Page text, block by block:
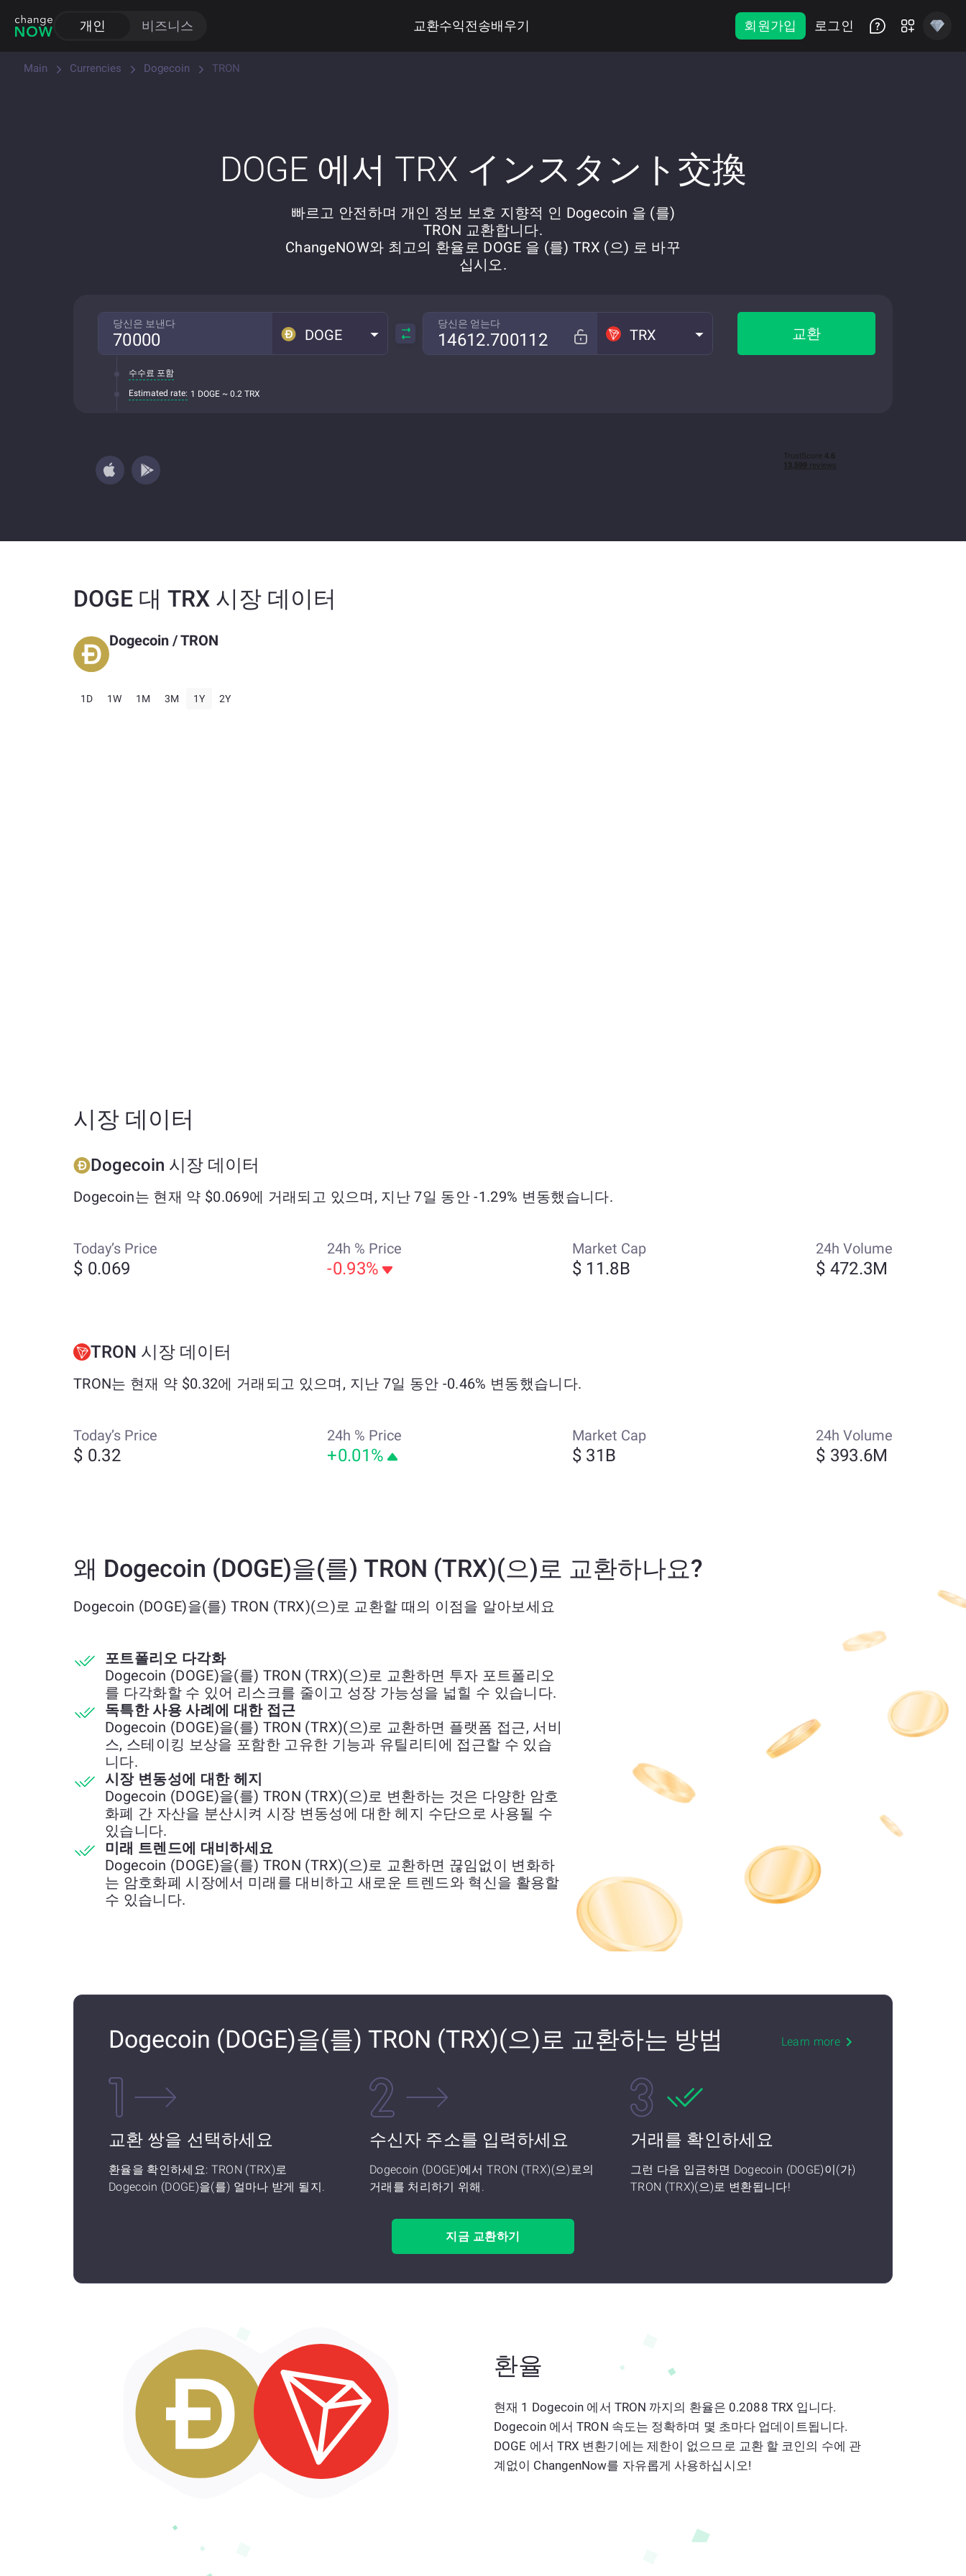
개인 비즈니스 교환수익전송배우기 회원가입 로그인
Main Currencies Dogecoin TRON
DOGE 에서 TRX インスタント交換
빠르고 안전하며 개인 정보 보호 지향적 인 Dogecoin 을 (를)
TRON 교환합니다.
ChangeNOW와 최고의 환율로 DOGE 을 (를) TRX (으) 로 바꾸
십시오.
당신은 보낸다
DOGE
수수료 포함
Estimated rate: 1 DOGE ~ 0.2 TRX
당신은 얻는다
TRX 교환
DOGE 대 TRX 시장 데이터
Dogecoin /TRON
1D 1W 1M 3M 1Y 2Y
시장 데이터
Dogecoin 시장 데이터
Dogecoin는 현재 약 $0.069에 거래되고 있으며, 지난 7일 동안 -1.29% 변동했습니다.
Today’s Price
$ 0.069
24h % Price
-0.93%
Market Cap
$ 11.8B
24h Volume
$ 472.3M
TRON 시장 데이터
TRON는 현재 약 $0.32에 거래되고 있으며, 지난 7일 동안 -0.46% 변동했습니다.
Today’s Price
$ 0.32
24h % Price
+0.01%
Market Cap
$ 31B
24h Volume
$ 393.6M
왜 Dogecoin (DOGE)을(를) TRON (TRX)(으)로 교환하나요?
Dogecoin (DOGE)을(를) TRON (TRX)(으)로 교환할 때의 이점을 알아보세요
포트폴리오 다각화
Dogecoin (DOGE)을(를) TRON (TRX)(으)로 교환하면 투자 포트폴리오
를 다각화할 수 있어 리스크를 줄이고 성장 가능성을 넓힐 수 있습니다.
독특한 사용 사례에 대한 접근
Dogecoin (DOGE)을(를) TRON (TRX)(으)로 교환하면 플랫폼 접근, 서비
스, 스테이킹 보상을 포함한 고유한 기능과 유틸리티에 접근할 수 있습
니다.
시장 변동성에 대한 헤지
Dogecoin (DOGE)을(를) TRON (TRX)(으)로 변환하는 것은 다양한 암호
화폐 간 자산을 분산시켜 시장 변동성에 대한 헤지 수단으로 사용될 수
있습니다.
미래 트렌드에 대비하세요
Dogecoin (DOGE)을(를) TRON (TRX)(으)로 교환하면 끊임없이 변화하
는 암호화폐 시장에서 미래를 대비하고 새로운 트렌드와 혁신을 활용할
수 있습니다.
Dogecoin (DOGE)을(를) TRON (TRX)(으)로 교환하는 방법 Learn more
교환 쌍을 선택하세요
환율을 확인하세요: TRON (TRX)로
Dogecoin (DOGE)을(를) 얼마나 받게 될지.
수신자 주소를 입력하세요
Dogecoin (DOGE)에서 TRON (TRX)(으)로의
거래를 처리하기 위해.
거래를 확인하세요
그런 다음 입금하면 Dogecoin (DOGE)이(가)
TRON (TRX)(으)로 변환됩니다!
지금 교환하기
환율
현재 1 Dogecoin 에서 TRON 까지의 환율은 0.2088 TRX 입니다.
Dogecoin 에서 TRON 속도는 정확하며 몇 초마다 업데이트됩니다.
DOGE 에서 TRX 변환기에는 제한이 없으므로 교환 할 코인의 수에 관
계없이 ChangenNow를 자유롭게 사용하십시오!